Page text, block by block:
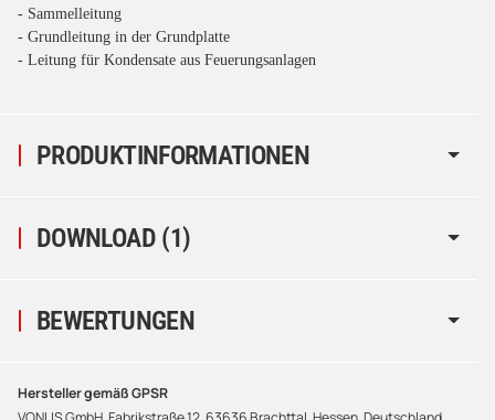
PRODUKTINFORMATIONEN
- Sammelleitung
- Grundleitung in der Grundplatte
- Leitung für Kondensate aus Feuerungsanlagen
DOWNLOAD (1)
BEWERTUNGEN
Hersteller gemäß GPSR